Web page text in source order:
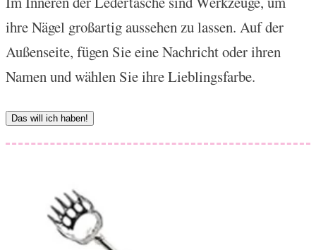
ihre Nägel großartig aussehen zu lassen. Auf der
Außenseite, fügen Sie eine Nachricht oder ihren
Namen und wählen Sie ihre Lieblingsfarbe.
Das will ich haben!